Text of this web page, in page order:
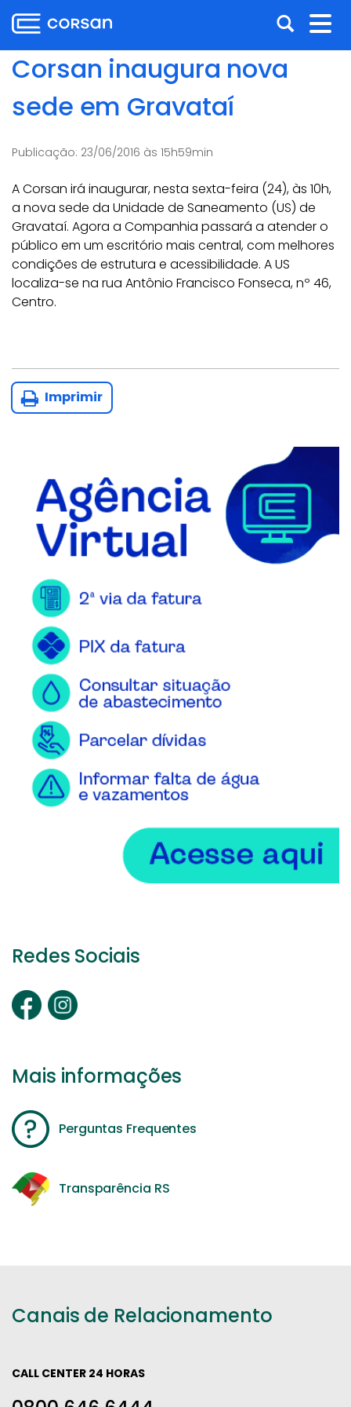
para
o
conteúdo
para
busca
para
o
conteúdo
Abrir
a
busca
Corsan inaugura nova
sede em Gravataí
Publicação: 23/06/2016 às 15h59min
A Corsan irá inaugurar, nesta sexta-feira (24), às 10h,
a nova sede da Unidade de Saneamento (US) de
Gravataí. Agora a Companhia passará a atender o
público em um escritório mais central, com melhores
condições de estrutura e acessibilidade. A US
localiza-se na rua Antônio Francisco Fonseca, nº 46,
Centro.
Imprimir
Redes Sociais
Mais informações
Perguntas Frequentes
Transparência RS
Canais de Relacionamento
CALL CENTER 24 HORAS